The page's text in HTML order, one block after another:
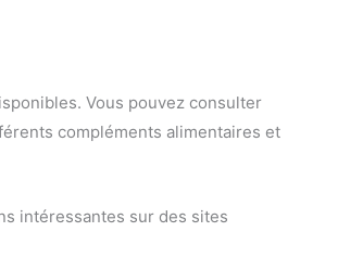
Vous pouvez consulter
compléments alimentaires et
intéressantes sur des sites